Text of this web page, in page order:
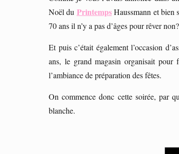
Noël du PrintempsHaussmann et bien
70 ans il n’y a pas d’âges pour rêver
Et puis c’était également l’occasion
ans, le grand magasin organisait
l’ambiance de préparation des fêtes.
On commence donc cette soirée, par
blanche.